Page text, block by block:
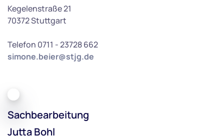
Kegelenstraße 21
70372 Stuttgart
Telefon 0711 - 23728 662
simone.beier@stjg.de
Sachbearbeitung
Jutta Bohl